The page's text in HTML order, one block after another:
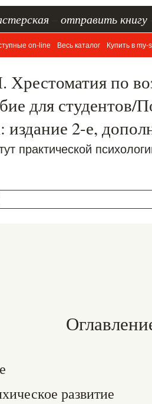
отправить книгу
on-line Весь каталог Купить в my-
по
для студентов/
2-е,
практической
развитие